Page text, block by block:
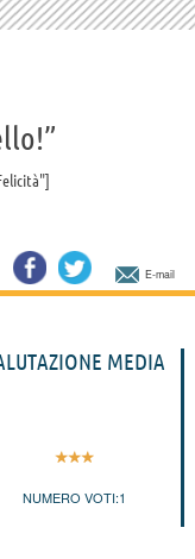
E-mail
MEDIA
NUMERO VOTI:1